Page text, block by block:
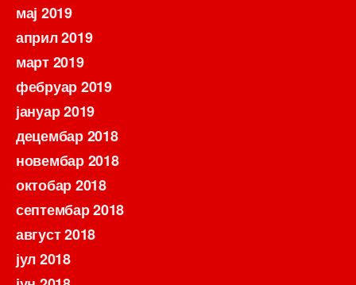
мај 2019
април 2019
март 2019
фебруар 2019
јануар 2019
децембар 2018
новембар 2018
октобар 2018
септембар 2018
август 2018
јул 2018